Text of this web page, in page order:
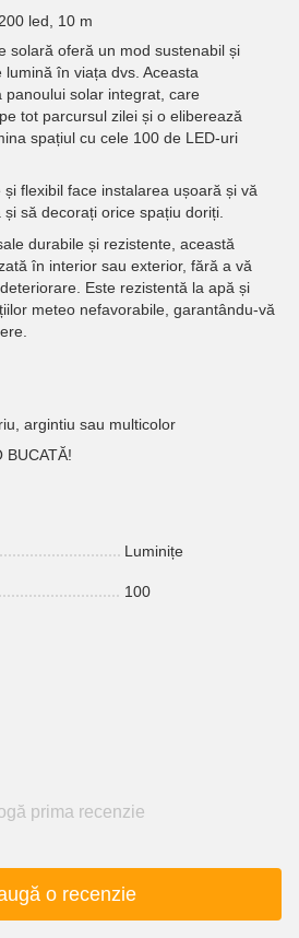
led, 10 m
solară oferă un mod sustenabil și
în viața dvs. Aceasta
panoului solar integrat, care
tot parcursul zilei și o eliberează
spațiul cu cele 100 de LED-uri
flexibil face instalarea ușoară și vă
să decorați orice spațiu doriți.
durabile și rezistente, această
în interior sau exterior, fără a vă
Este rezistentă la apă și
meteo nefavorabile, garantându-vă
argintiu sau multicolor
BUCATĂ!
Luminițe
100
prima recenzie
o recenzie